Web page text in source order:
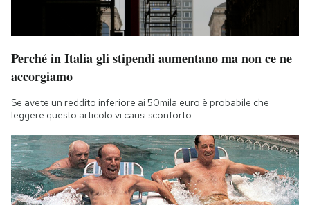
Perché in Italia gli stipendi aumentano ma non ce ne
accorgiamo
Se avete un reddito inferiore ai 50mila euro è probabile che
leggere questo articolo vi causi sconforto